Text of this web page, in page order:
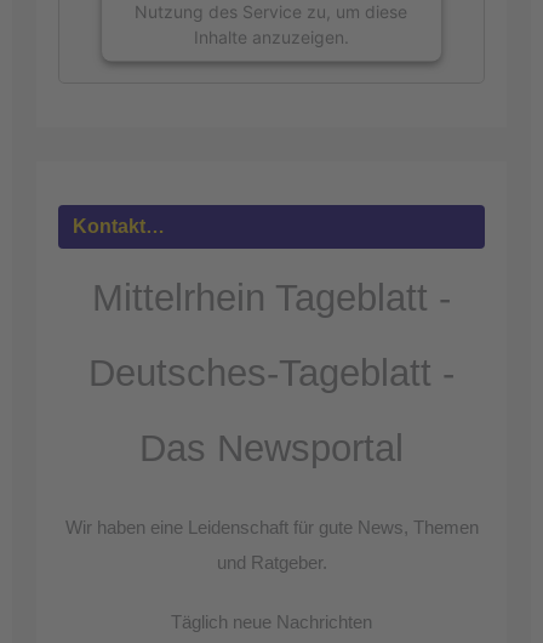
Nutzung des Service zu, um diese
Inhalte anzuzeigen.
powered byUsercentrics Consent
Management Platform
Kontakt…
Mittelrhein Tageblatt -
Deutsches-Tageblatt -
Das Newsportal
Wir haben eine Leidenschaft für gute News, Themen
und Ratgeber.
Täglich neue Nachrichten